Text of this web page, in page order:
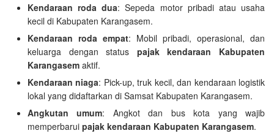
Kendaraan roda dua: Sepeda motor pribadi atau usaha
kecil di Kabupaten Karangasem.
Kendaraan roda empat: Mobil pribadi, operasional, dan
keluarga dengan status pajak kendaraan Kabupaten
Karangasem aktif.
Kendaraan niaga: Pick-up, truk kecil, dan kendaraan logistik
lokal yang didaftarkan di Samsat Kabupaten Karangasem.
Angkutan umum: Angkot dan bus kota yang wajib
memperbarui pajak kendaraan Kabupaten Karangasem.